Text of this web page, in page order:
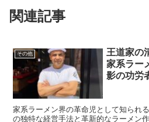
関連記事
その他
王道家の
家系ラー
影の功労
家系ラーメン界の革命児として知られ
の独特な経営手法と革新的なラーメン